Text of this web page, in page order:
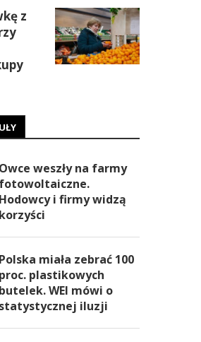
z
Owce weszły na farmy
fotowoltaiczne.
Hodowcy i firmy widzą
korzyści
Polska miała zebrać 100
proc. plastikowych
butelek. WEI mówi o
statystycznej iluzji